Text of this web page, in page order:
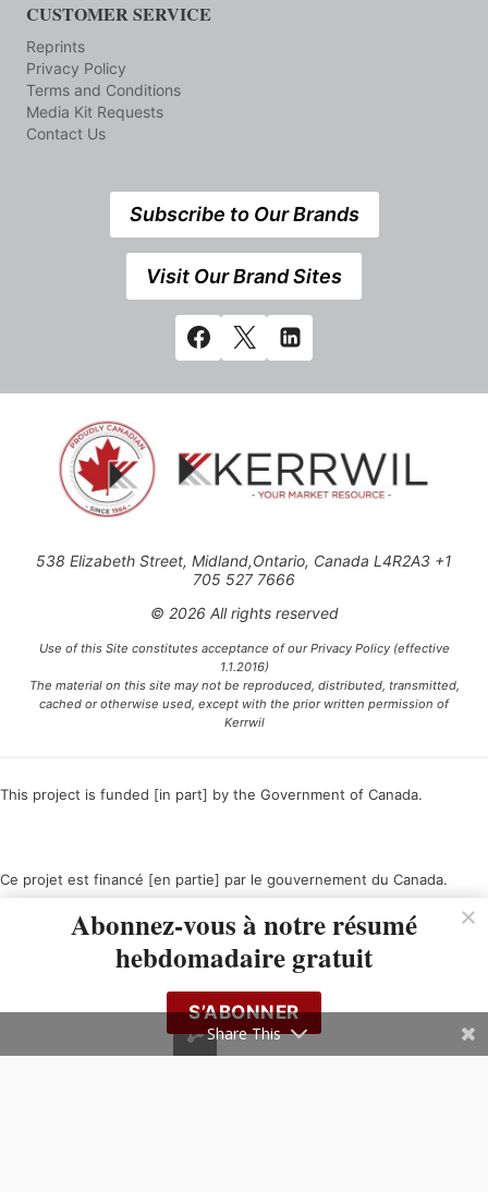
CUSTOMER SERVICE
Reprints
Privacy Policy
Terms and Conditions
Media Kit Requests
Contact Us
Subscribe to Our Brands
Visit Our Brand Sites
538 Elizabeth Street, Midland,Ontario, Canada L4R2A3 +1
705 527 7666
© 2026 All rights reserved
Use of this Site constitutes acceptance of our Privacy Policy (effective
1.1.2016)
The material on this site may not be reproduced, distributed, transmitted,
cached or otherwise used, except with the prior written permission of
Kerrwil
This project is funded [in part] by the Government of Canada.
Ce projet est financé [en partie] par le gouvernement du Canada.
Abonnez-vous à notre résumé
hebdomadaire gratuit
S’ABONNER
Share This